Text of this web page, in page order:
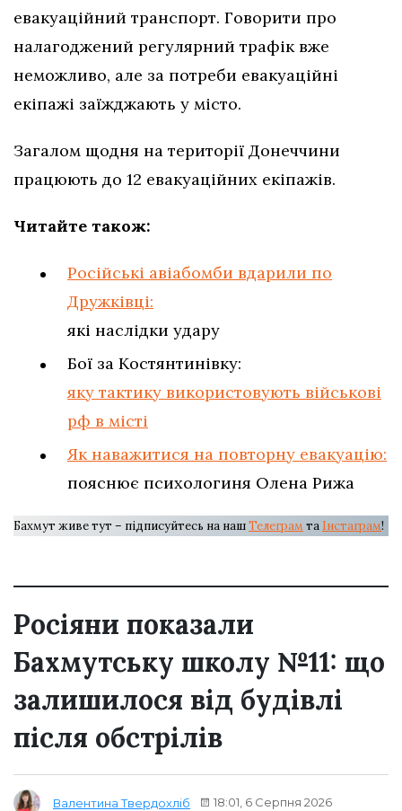
евакуаційний транспорт. Говорити про
налагоджений регулярний трафік вже
неможливо, але за потреби евакуаційні
екіпажі заїжджають у місто.
Загалом щодня на території Донеччини
працюють до 12 евакуаційних екіпажів.
Читайте також:
Російські авіабомби вдарили по
Дружківці:
які наслідки удару
Бої за Костянтинівку:
яку тактику використовують військові
рф в місті
Як наважитися на повторну евакуацію:
пояснює психологиня Олена Рижа
Бахмут живе тут – підписуйтесь на нашТелеграм та Інстаграм!
Росіяни показали
Бахмутську школу №11: що
залишилося від будівлі
після обстрілів
Валентина Твердохліб 18:01, 6 Серпня 2026